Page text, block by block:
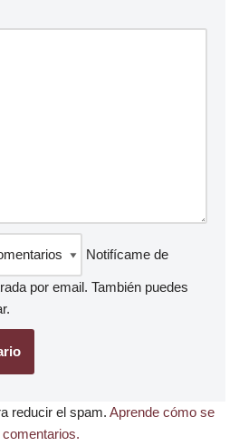
Notifícame de
por email. También puedes
reducir el spam. Aprende cómo se